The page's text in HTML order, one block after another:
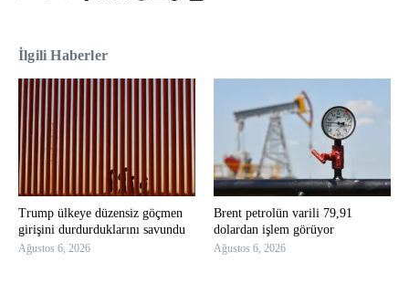
İlgili Haberler
Trump ülkeye düzensiz göçmen
girişini durdurduklarını savundu
Ağustos 6, 2026
Brent petrolün varili 79,91
dolardan işlem görüyor
Ağustos 6, 2026